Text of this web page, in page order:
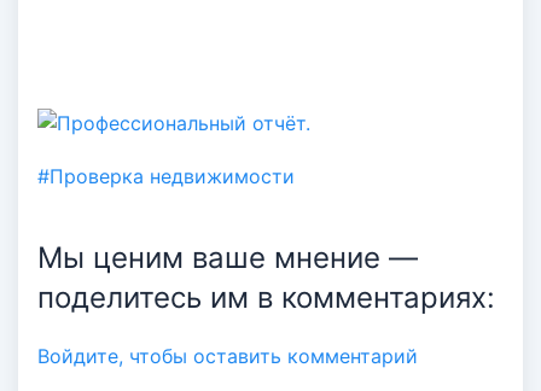
#Проверка недвижимости
Мы ценим ваше мнение —
поделитесь им в комментариях:
Войдите, чтобы оставить комментарий